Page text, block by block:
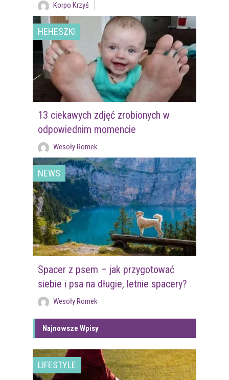
Korpo Krzyś
HEHESZKI
13 ciekawych zdjęć zrobionych w
odpowiednim momencie
Wesoły Romek
NEWS
Spacer z psem – jak przygotować
siebie i psa na długie, letnie spacery?
Wesoły Romek
Najnowsze Wpisy
LIFESTYLE